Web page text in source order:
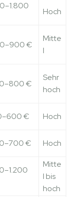
Hoch
€
Mitte
l
€
Sehr
hoch
€ Hoch
€ Hoch
Mitte
l bis
hoch